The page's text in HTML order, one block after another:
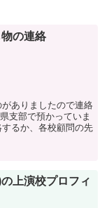
の連絡
ありましたので連絡
支部で預かっていま
るか、各校顧問の先
上演校プロフィ